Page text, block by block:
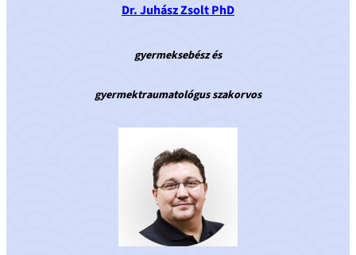
Dr. Juhász Zsolt PhD
gyermeksebész és
gyermektraumatológus szakorvos